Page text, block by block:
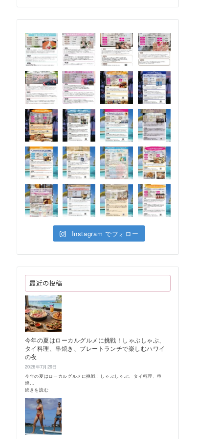
Instagram でフォロー
最近の投稿
今年の夏はローカルグルメに挑戦！しゃぶしゃぶ、
タイ料理、串焼き、プレートランチで楽しむハワイ
の夜
2026年7月29日
今年の夏はローカルグルメに挑戦！しゃぶしゃぶ、タイ料理、串
焼…
続きを読む:
年
の
は
ロ